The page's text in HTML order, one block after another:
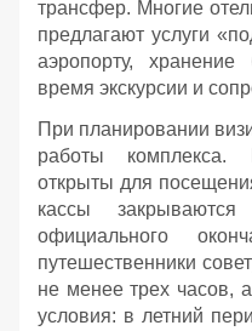
трансфер. Многие
предлагают услуги
аэропорту,
время экскурсии и
При планировании
работы
открыты для
кассы
официального
путешественники
не менее трех часов,
условия: в летний